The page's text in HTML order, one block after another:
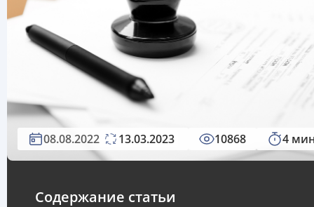
08.08.2022 13.03.2023 10868 4
Содержание статьи